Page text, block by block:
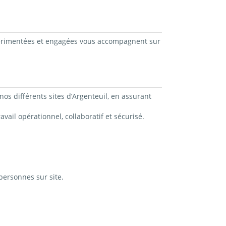
et engagées vous accompagnent sur
différents sites d’Argenteuil, en assurant
opérationnel, collaboratif et sécurisé.
sur site.